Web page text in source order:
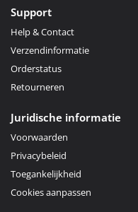
Support
Help & Contact
Verzendinformatie
Orderstatus
Retourneren
Juridische informatie
Voorwaarden
Privacybeleid
Toegankelijkheid
Cookies aanpassen